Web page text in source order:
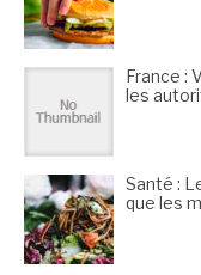
France :
les
Santé :
que les